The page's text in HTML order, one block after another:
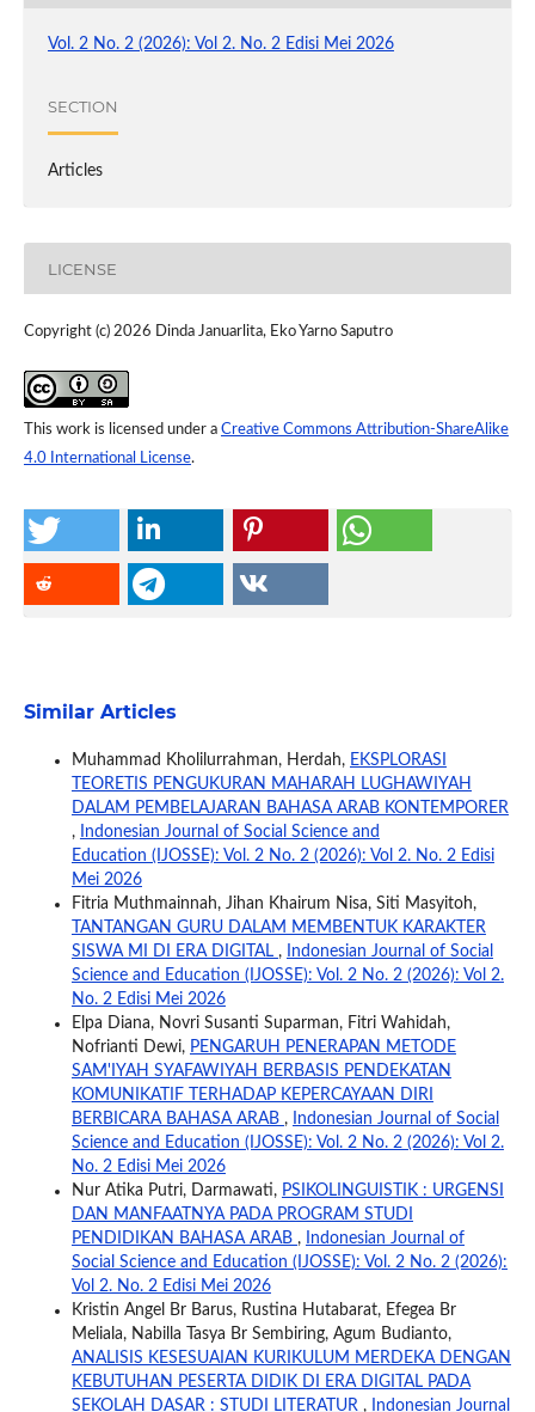
Vol. 2 No. 2 (2026): Vol 2. No. 2 Edisi Mei 2026
SECTION
Articles
LICENSE
Copyright (c) 2026 Dinda Januarlita, Eko Yarno Saputro
This work is licensed under a Creative Commons Attribution-ShareAlike
4.0 International License.
Similar Articles
Muhammad Kholilurrahman, Herdah, EKSPLORASI
TEORETIS PENGUKURAN MAHARAH LUGHAWIYAH
DALAM PEMBELAJARAN BAHASA ARAB KONTEMPORER
,
Indonesian Journal of Social Science and
Education (IJOSSE): Vol. 2 No. 2 (2026): Vol 2. No. 2 Edisi
Mei 2026
Fitria Muthmainnah, Jihan Khairum Nisa, Siti Masyitoh,
TANTANGAN GURU DALAM MEMBENTUK KARAKTER
SISWA MI DI ERA DIGITAL ,
Indonesian Journal of Social
Science and Education (IJOSSE): Vol. 2 No. 2 (2026): Vol 2.
No. 2 Edisi Mei 2026
Elpa Diana, Novri Susanti Suparman, Fitri Wahidah,
Nofrianti Dewi, PENGARUH PENERAPAN METODE
SAM'IYAH SYAFAWIYAH BERBASIS PENDEKATAN
KOMUNIKATIF TERHADAP KEPERCAYAAN DIRI
BERBICARA BAHASA ARAB ,
Indonesian Journal of Social
Science and Education (IJOSSE): Vol. 2 No. 2 (2026): Vol 2.
No. 2 Edisi Mei 2026
Nur Atika Putri, Darmawati, PSIKOLINGUISTIK : URGENSI
DAN MANFAATNYA PADA PROGRAM STUDI
PENDIDIKAN BAHASA ARAB ,
Indonesian Journal of
Social Science and Education (IJOSSE): Vol. 2 No. 2 (2026):
Vol 2. No. 2 Edisi Mei 2026
Kristin Angel Br Barus, Rustina Hutabarat, Efegea Br
Meliala, Nabilla Tasya Br Sembiring, Agum Budianto,
ANALISIS KESESUAIAN KURIKULUM MERDEKA DENGAN
KEBUTUHAN PESERTA DIDIK DI ERA DIGITAL PADA
SEKOLAH DASAR : STUDI LITERATUR ,
Indonesian Journal